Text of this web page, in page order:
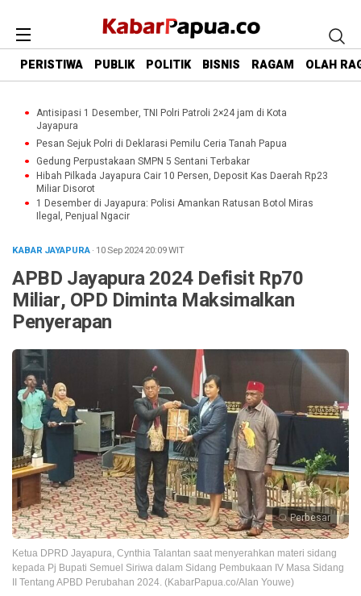
PERISTIWA PUBLIK POLITIK BISNIS RAGAM OLAH
Antisipasi 1 Desember, TNI Polri Patroli 2×24 jam di Kota
Jayapura
Pesan Sejuk Polri di Deklarasi Pemilu Ceria Tanah Papua
Gedung Perpustakaan SMPN 5 Sentani Terbakar
Hibah Pilkada Jayapura Cair 10 Persen, Deposit Kas Daerah Rp23
Miliar Disorot
1 Desember di Jayapura: Polisi Amankan Ratusan Botol Miras
Ilegal, Penjual Ngacir
KABAR JAYAPURA· 10 Sep 202420:09WIT
APBD Jayapura 2024 Defisit Rp70
Miliar, OPD Diminta Maksimalkan
Penyerapan
Perbesar
Ketua DPRD Jayapura, Cynthia Talantan saat menyerahkan materi sidang
kepada Pj Bupati Semuel Siriwa dalam Sidang Pembukaan IV Masa Sidang
II Tentang APBD Perubahan 2024. (KabarPapua.co/Alan Youwe)